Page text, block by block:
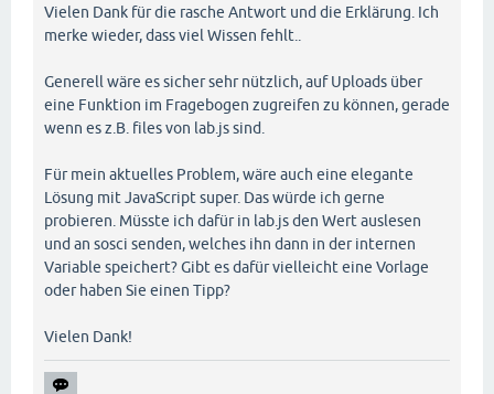
Vielen Dank für die rasche Antwort und die Erklärung. Ich
merke wieder, dass viel Wissen fehlt..
Generell wäre es sicher sehr nützlich, auf Uploads über
eine Funktion im Fragebogen zugreifen zu können, gerade
wenn es z.B. files von lab.js sind.
Für mein aktuelles Problem, wäre auch eine elegante
Lösung mit JavaScript super. Das würde ich gerne
probieren. Müsste ich dafür in lab.js den Wert auslesen
und an sosci senden, welches ihn dann in der internen
Variable speichert? Gibt es dafür vielleicht eine Vorlage
oder haben Sie einen Tipp?
Vielen Dank!